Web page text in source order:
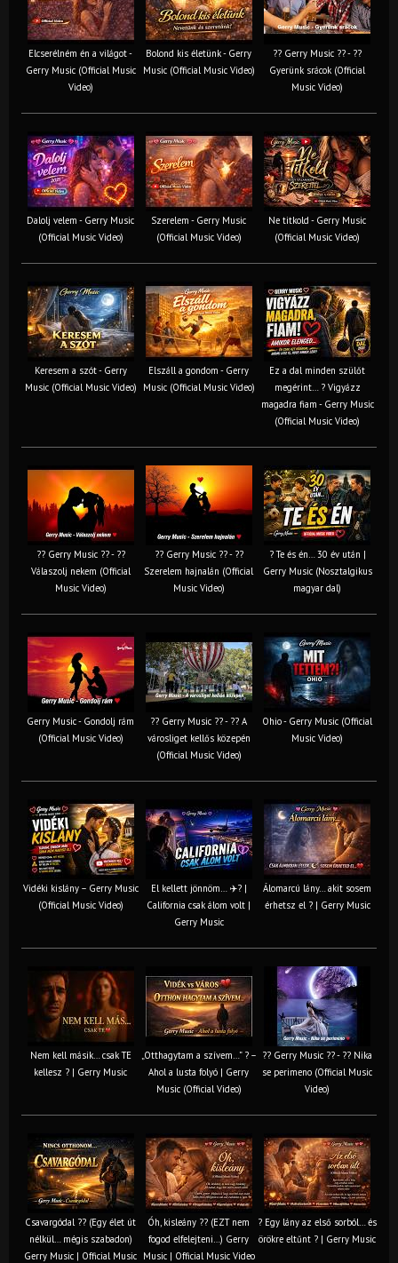
Elcserélném én a világot -
Gerry Music (Official Music
Video)
Bolond kis életünk - Gerry
Music (Official Music Video)
?? Gerry Music ?? - ??
Gyerünk srácok (Official
Music Video)
Dalolj velem - Gerry Music
(Official Music Video)
Szerelem - Gerry Music
(Official Music Video)
Ne titkold - Gerry Music
(Official Music Video)
Keresem a szót - Gerry
Music (Official Music Video)
Elszáll a gondom - Gerry
Music (Official Music Video)
Ez a dal minden szülőt
megérint… ? Vigyázz
magadra fiam - Gerry Music
(Official Music Video)
?? Gerry Music ?? - ??
Válaszolj nekem (Official
Music Video)
?? Gerry Music ?? - ??
Szerelem hajnalán (Official
Music Video)
? Te és én… 30 év után |
Gerry Music (Nosztalgikus
magyar dal)
Gerry Music - Gondolj rám
(Official Music Video)
?? Gerry Music ?? - ?? A
városliget kellős közepén
(Official Music Video)
Ohio - Gerry Music (Official
Music Video)
Vidéki kislány – Gerry Music
(Official Music Video)
El kellett jönnöm… ✈️? |
California csak álom volt |
Gerry Music
Álomarcú lány… akit sosem
érhetsz el ? | Gerry Music
Nem kell másik… csak TE
kellesz ? | Gerry Music
„Otthagytam a szívem…” ? –
Ahol a lusta folyó | Gerry
Music (Official Video)
?? Gerry Music ?? - ?? Nika
se perimeno (Official Music
Video)
Csavargódal ?? (Egy élet út
nélkül… mégis szabadon)
Gerry Music | Official Music
Óh, kisleány ?? (EZT nem
fogod elfelejteni…) Gerry
Music | Official Music Video
? Egy lány az első sorból… és
örökre eltűnt ? | Gerry Music